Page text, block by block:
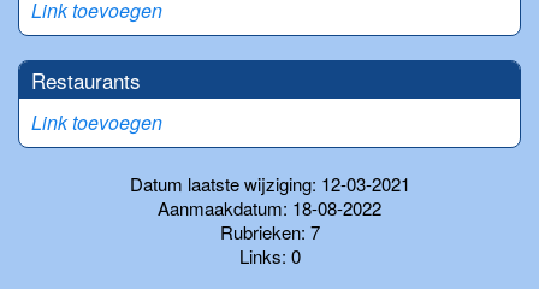
Link toevoegen
Restaurants
Link toevoegen
Datum laatste wijziging: 12-03-2021
Aanmaakdatum: 18-08-2022
Rubrieken: 7
Links: 0